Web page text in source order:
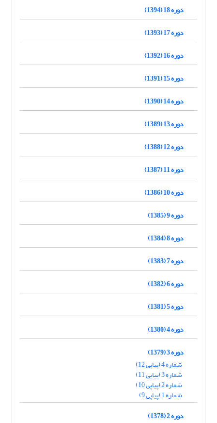
دوره 18 (1394)
دوره 17 (1393)
دوره 16 (1392)
دوره 15 (1391)
دوره 14 (1390)
دوره 13 (1389)
دوره 12 (1388)
دوره 11 (1387)
دوره 10 (1386)
دوره 9 (1385)
دوره 8 (1384)
دوره 7 (1383)
دوره 6 (1382)
دوره 5 (1381)
دوره 4 (1380)
دوره 3 (1379)
شماره 4 (پیاپی 12)
شماره 3 (پیاپی 11)
شماره 2 (پیاپی 10)
شماره 1 (پیاپی 9)
دوره 2 (1378)